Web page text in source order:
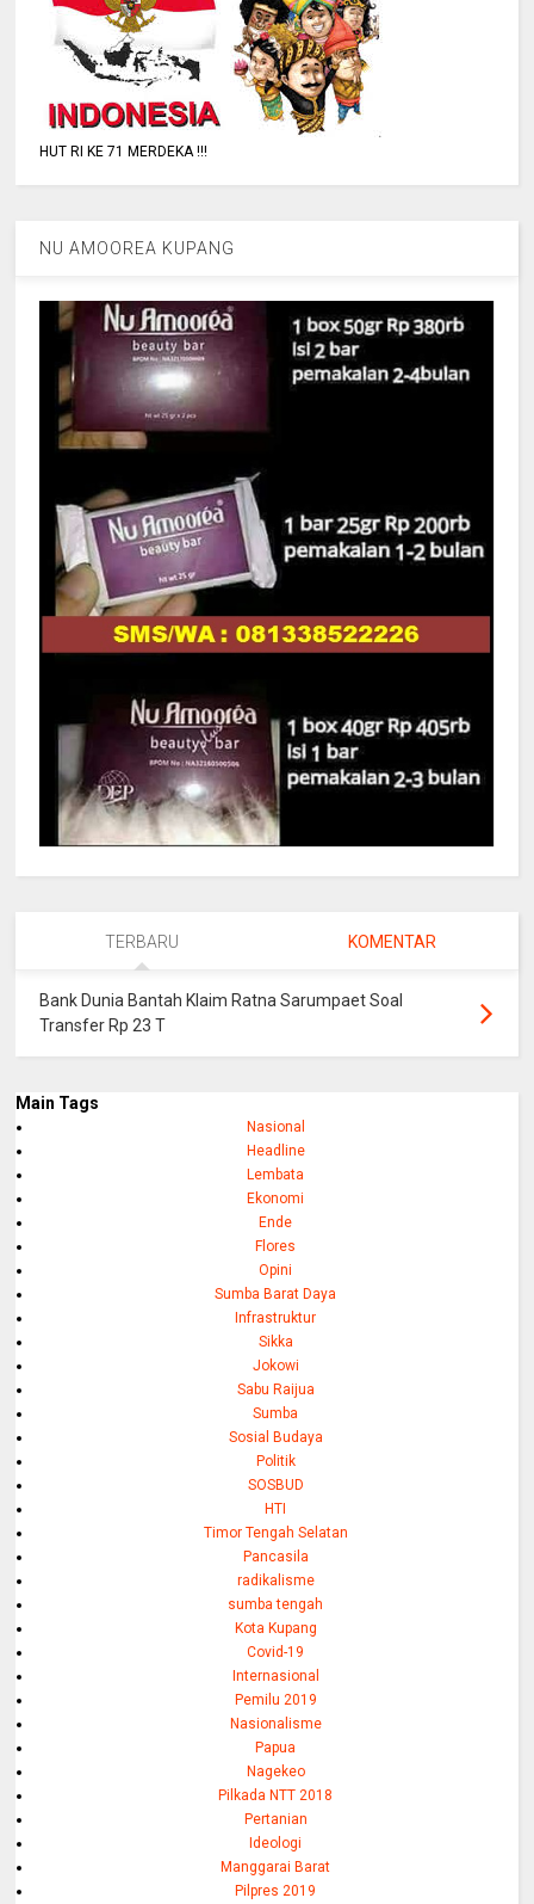
HUT RI KE 71 MERDEKA !!!
NU AMOOREA KUPANG
TERBARU KOMENTAR
Bank Dunia Bantah Klaim Ratna Sarumpaet Soal
Transfer Rp 23 T
Main Tags
Nasional
Headline
Lembata
Ekonomi
Ende
Flores
Opini
Sumba Barat Daya
Infrastruktur
Sikka
Jokowi
Sabu Raijua
Sumba
Sosial Budaya
Politik
SOSBUD
HTI
Timor Tengah Selatan
Pancasila
radikalisme
sumba tengah
Kota Kupang
Covid-19
Internasional
Pemilu 2019
Nasionalisme
Papua
Nagekeo
Pilkada NTT 2018
Pertanian
Ideologi
Manggarai Barat
Pilpres 2019